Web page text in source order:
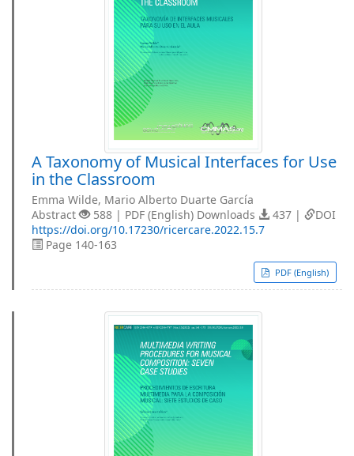
A Taxonomy of Musical Interfaces for Use
in the Classroom
Emma Wilde, Mario Alberto Duarte García
Abstract
588 | PDF (English) Downloads 437 |
DOI
https://doi.org/10.17230/ricercare.2022.15.7
Page 140-163
PDF (English)